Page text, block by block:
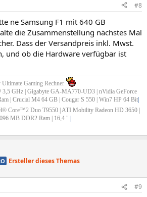
#8
ne Samsung F1 mit 640 GB
die Zusammenstellung nächstes Mal
Dass der Versandpreis inkl. Mwst.
und ob die Hardware verfügbar ist
Gaming Rechner
GHz | Gigabyte GA-MA770-UD3 | nVidia GeForce
| Crucial M4 64 GB | Cougar S 550 | Win7 HP 64 Bit|
Core™2 Duo T9550 | ATI Mobility Radeon HD 3650 |
MB DDR2 Ram | 16,4 " |
Ersteller dieses Themas
#9